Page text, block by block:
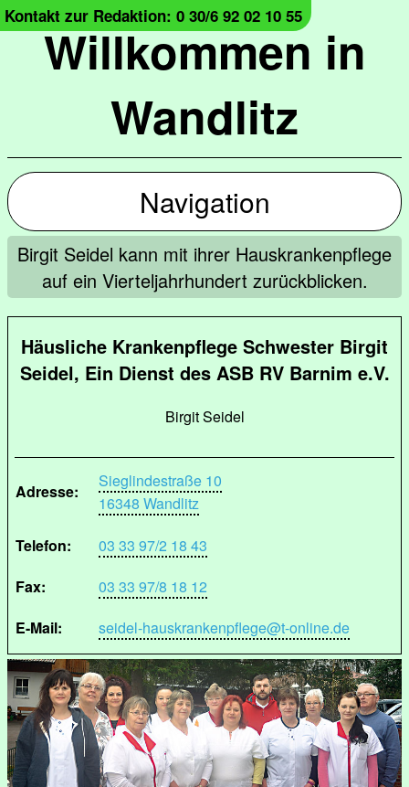
Willkommen in
Wandlitz
Kontakt zur Redaktion: 0 30/6 92 02 10 55
Navigation
Birgit Seidel kann mit ihrer Hauskrankenpflege
auf ein Vierteljahrhundert zurückblicken.
Häusliche Krankenpflege Schwester Birgit
Seidel, Ein Dienst des ASB RV Barnim e.V.
Birgit Seidel
Adresse:
Sieglindestraße 10
16348 Wandlitz
Telefon:
03 33 97/2 18 43
Fax:
03 33 97/8 18 12
E-Mail:
seidel-hauskrankenpflege@t-online.de